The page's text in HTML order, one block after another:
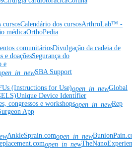
cursosCalendário dos cursosArthroLab™ -
médicaOrthoPedia
comunitáriosDivulgação da cadeia de
e doaçõesSegurança do
e
SBA Support
(Instructions for Use)open_in_newGlobal
Unique Device Identifier
congressos e workshopsopen_in_newRep
App
AnkleSprain.comopen_in_new
open_in_new